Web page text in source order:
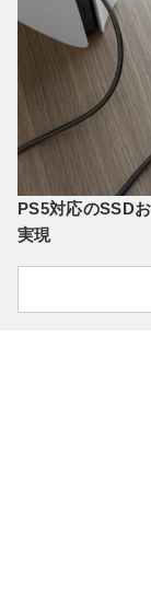
PS5対応のSSD
実現